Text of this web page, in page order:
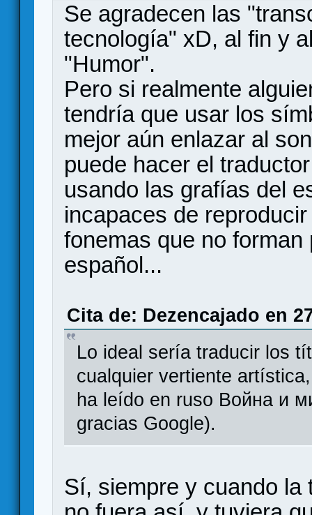
Se agradecen las
tecnología" xD, al fin y
"Humor".
Pero si realmente
tendría que usar los
mejor aún enlazar al
puede hacer el
usando las grafías del
incapaces de
fonemas que no
español...
Cita de: Dezencajado en
Lo ideal sería traducir los
cualquier vertiente
ha leído en ruso Война и
gracias Google).
Sí, siempre y cuando la